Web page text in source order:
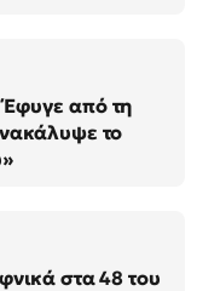
από τη
το
στα 48 του